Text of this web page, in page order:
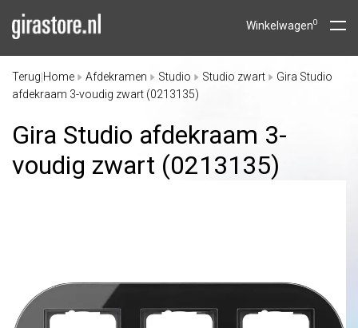
Winkelwagen0
Terug Home Afdekramen Studio Studio zwart
Gira Studio
afdekraam 3-voudig zwart (0213135)
Gira Studio afdekraam 3-
voudig zwart (0213135)